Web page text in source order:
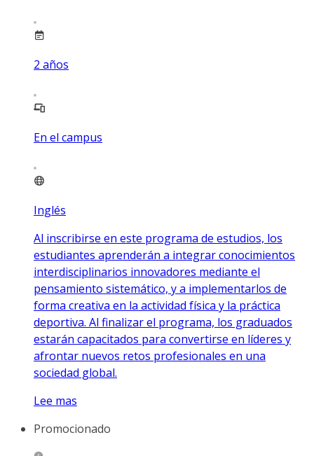
2 años
En el campus
Inglés
Al inscribirse en este programa de estudios, los
estudiantes aprenderán a integrar conocimientos
interdisciplinarios innovadores mediante el
pensamiento sistemático, y a implementarlos de
forma creativa en la actividad física y la práctica
deportiva. Al finalizar el programa, los graduados
estarán capacitados para convertirse en líderes y
afrontar nuevos retos profesionales en una
sociedad global.
Lee mas
Promocionado